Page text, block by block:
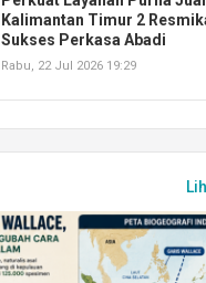
Kalimantan Timur 2
Sukses Perkasa Abadi
Rabu, 22 Jul 2026 19:29
Peluang Kerja dan Magang
Jumat, 17 Jul 2026 22:30
DAERAH